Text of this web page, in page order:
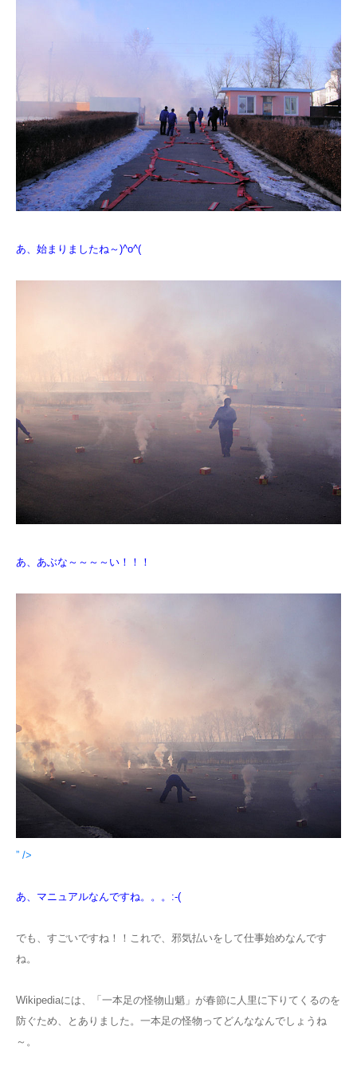
あ、始まりましたね～)^o^(
あ、あぶな～～～～い！！！
” />
あ、マニュアルなんですね。。。:-(
でも、すごいですね！！これで、邪気払いをして仕事始めなんです
ね。
Wikipediaには、「一本足の怪物山魈」が春節に人里に下りてくるのを
防ぐため、とありました。一本足の怪物ってどんななんでしょうね
～。